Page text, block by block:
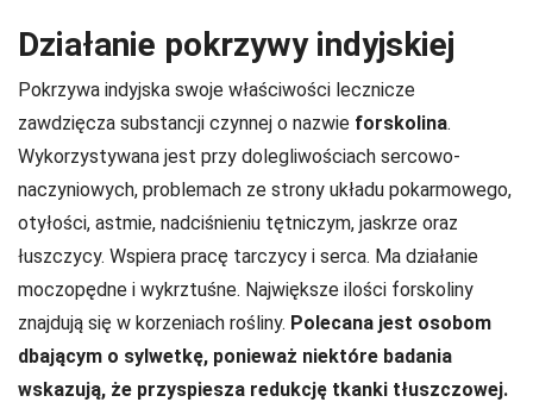
Działanie pokrzywy indyjskiej
Pokrzywa indyjska swoje właściwości lecznicze
zawdzięcza substancji czynnej o nazwie forskolina.
Wykorzystywana jest przy dolegliwościach sercowo-
naczyniowych, problemach ze strony układu pokarmowego,
otyłości, astmie, nadciśnieniu tętniczym, jaskrze oraz
łuszczycy. Wspiera pracę tarczycy i serca. Ma działanie
moczopędne i wykrztuśne. Największe ilości forskoliny
znajdują się w korzeniach rośliny. Polecana jest osobom
dbającym o sylwetkę, ponieważ niektóre badania
wskazują, że przyspiesza redukcję tkanki tłuszczowej.